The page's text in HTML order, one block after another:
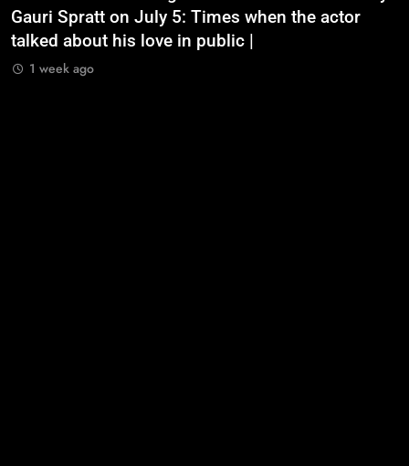
Gauri Spratt on July 5: Times when the actor
talked about his love in public |
1 week ago